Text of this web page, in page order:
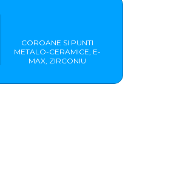
COROANE SI PUNTI
METALO-CERAMICE, E-
MAX, ZIRCONIU